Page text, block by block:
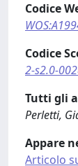
Codice
Codice
2-s2.0-
Tutti gli
Perletti,
Appare
Articolo